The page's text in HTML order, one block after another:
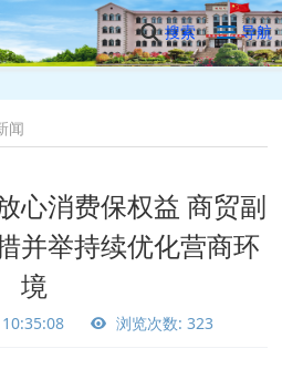
搜索 导航
闻
心消费保权益 商贸副
并举持续优化营商环
境
浏览次数: 323